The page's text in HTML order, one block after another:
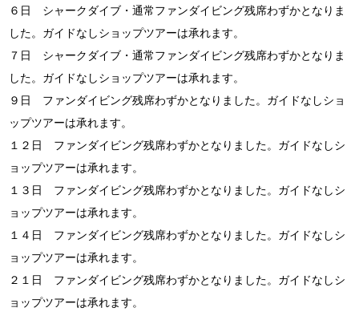
６日 シャークダイブ・通常ファンダイビング残席わずかとなりま
した。ガイドなしショップツアーは承れます。
７日 シャークダイブ・通常ファンダイビング残席わずかとなりま
した。ガイドなしショップツアーは承れます。
９日 ファンダイビング残席わずかとなりました。ガイドなしショ
ップツアーは承れます。
１２日 ファンダイビング残席わずかとなりました。ガイドなしシ
ョップツアーは承れます。
１３日 ファンダイビング残席わずかとなりました。ガイドなしシ
ョップツアーは承れます。
１４日 ファンダイビング残席わずかとなりました。ガイドなしシ
ョップツアーは承れます。
２１日 ファンダイビング残席わずかとなりました。ガイドなしシ
ョップツアーは承れます。